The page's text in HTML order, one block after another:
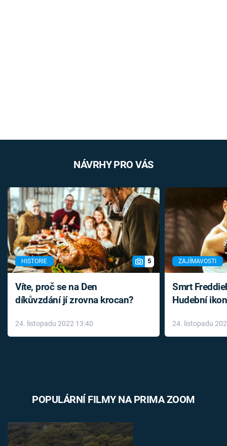
NÁVRHY PRO VÁS
HISTORIE 5
Víte, proč se na Den
díkůvzdání jí zrovna krocan?
24. listopadu 2022 13:40
ZAJÍMAVOSTI
Smrt
Hudební
léky
24. listopadu
POPULÁRNÍ FILMY NA PRIMA ZOOM